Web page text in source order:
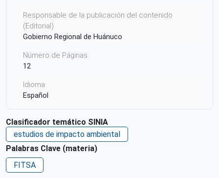
Responsable de la publicación del contenido
(Editorial)
Gobierno Regional de Huánuco
Número de Páginas
12
Idioma
Español
Huánuco
País de origen de la Publicación o Recurso
Perú
Patrocinio
Clasificador temático SINIA
estudios de impacto ambiental
Palabras Clave (materia)
FITSA